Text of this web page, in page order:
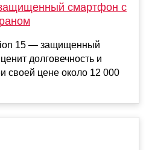
смартфон с
15 — защищенный
долговечность и
своей цене около 12 000